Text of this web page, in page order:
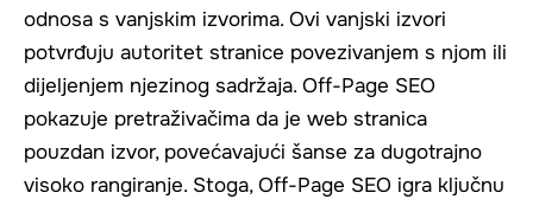
odnosa s vanjskim izvorima. Ovi vanjski izvori
potvrđuju autoritet stranice povezivanjem s njom ili
dijeljenjem njezinog sadržaja. Off-Page SEO
pokazuje pretraživačima da je web stranica
pouzdan izvor, povećavajući šanse za dugotrajno
visoko rangiranje. Stoga, Off-Page SEO igra ključnu